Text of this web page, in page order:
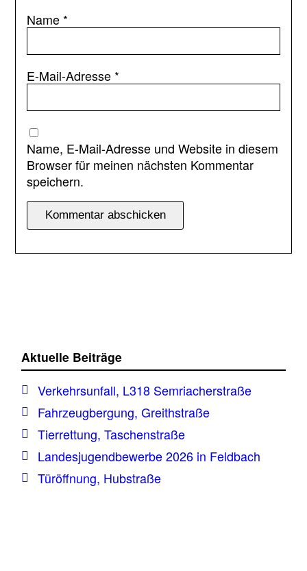
Name *
E-Mail-Adresse *
Name, E-Mail-Adresse und Website in diesem
Browser für meinen nächsten Kommentar
speichern.
Aktuelle Beiträge
Verkehrsunfall, L318 Semriacherstraße
Fahrzeugbergung, Greithstraße
Tierrettung, Taschenstraße
Landesjugendbewerbe 2026 in Feldbach
Türöffnung, Hubstraße